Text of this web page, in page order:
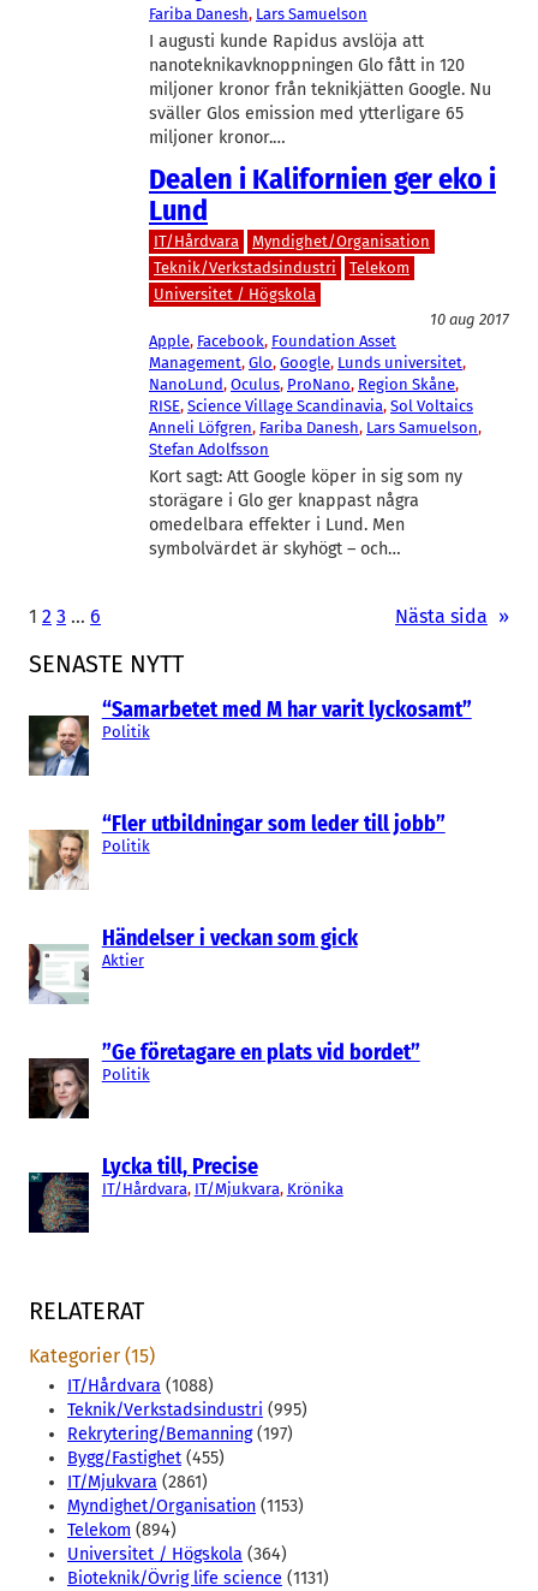
SENASTE NYTT
“Samarbetet med M har varit lyckosamt”
Politik
“Fler utbildningar som leder till jobb”
Politik
Händelser i veckan som gick
Aktier
”Ge företagare en plats vid bordet”
Politik
Lycka till, Precise
IT/Hårdvara, IT/Mjukvara, Krönika
Fariba Danesh, Lars Samuelson
I augusti kunde Rapidus avslöja att
nanoteknikavknoppningen Glo fått in 120
miljoner kronor från teknikjätten Google. Nu
sväller Glos emission med ytterligare 65
miljoner kronor.…
Dealen i Kalifornien ger eko i
Lund
IT/Hårdvara
Myndighet/Organisation
Teknik/Verkstadsindustri
Telekom
Universitet / Högskola
10 aug 2017
Apple, Facebook, Foundation Asset
Management, Glo, Google, Lunds universitet
NanoLund, Oculus, ProNano, Region Skåne
RISE, Science Village Scandinavia, Sol Voltaics
Anneli Löfgren, Fariba Danesh, Lars Samuelson
Stefan Adolfsson
Kort sagt: Att Google köper in sig som ny
storägare i Glo ger knappast några
omedelbara effekter i Lund. Men
symbolvärdet är skyhögt – och…
1 2 3 … 6 Nästa sida »
RELATERAT
Kategorier (15)
IT/Hårdvara (1088)
Teknik/Verkstadsindustri (995)
Rekrytering/Bemanning(197)
Bygg/Fastighet (455)
IT/Mjukvara (2861)
Myndighet/Organisation (1153)
Telekom (894)
Universitet / Högskola (364)
Bioteknik/Övrig life science (1131)